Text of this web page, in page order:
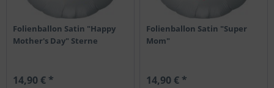
Folienballon Satin "Happy
Mother's Day" Sterne
14,90 € *
Folienballon Satin "Super
Mom"
14,90 € *